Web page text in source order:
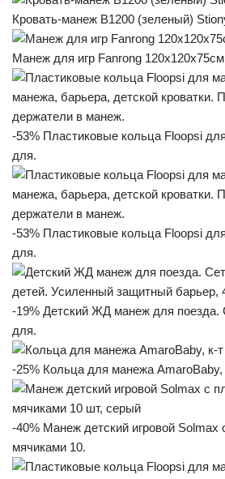
Кровать-манеж B1200 (зеленый)
Манеж для игр Fanrong
-53% Пластиковые кольца Floopsi
для.
-53% Пластиковые кольца Floopsi
для.
-19% Детский ЖД манеж для поезда.
для.
-25% Кольца для манежа
-40% Манеж детский игровой Solmax
мячиками 10.